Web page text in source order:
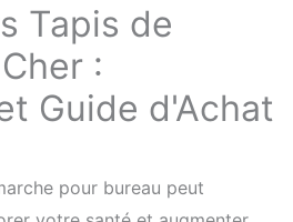
Tapis de
:
Guide d'Achat
pour bureau peut